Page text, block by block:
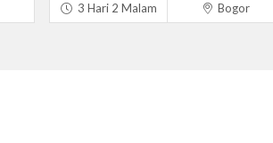
3 Hari 2 Malam Bogor